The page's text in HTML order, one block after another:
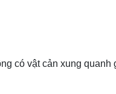
có vật cản xung